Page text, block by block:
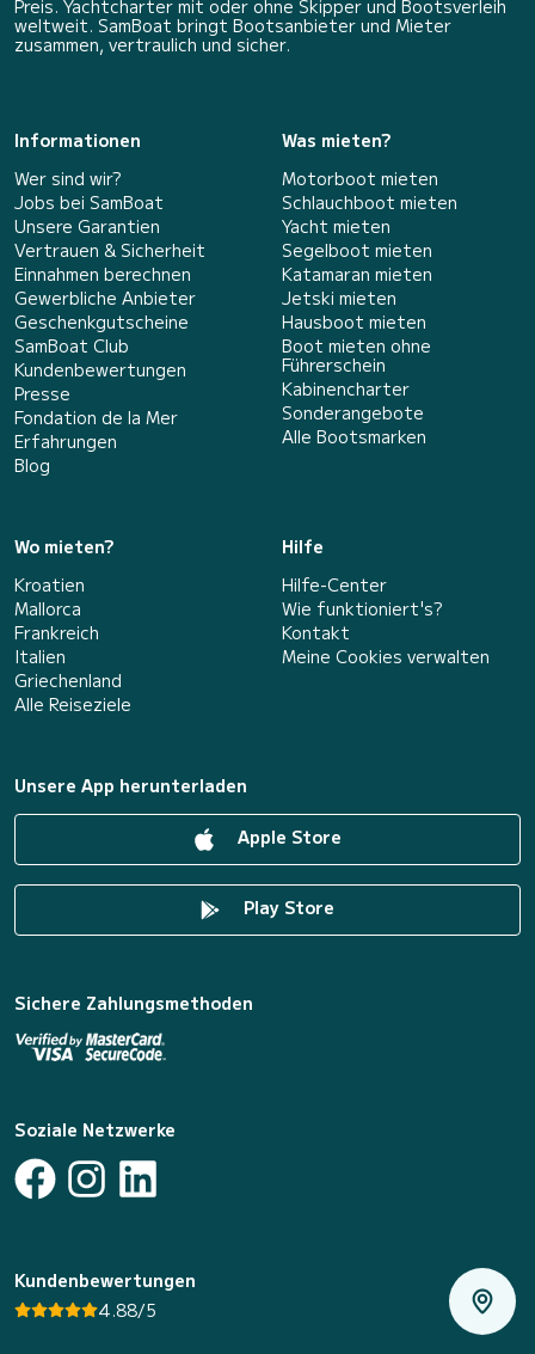
Preis. Yachtcharter mit oder ohne Skipper und Bootsverleih
weltweit. SamBoat bringt Bootsanbieter und Mieter
zusammen, vertraulich und sicher.
Informationen
Wer sind wir?
Jobs bei SamBoat
Unsere Garantien
Vertrauen & Sicherheit
Einnahmen berechnen
Gewerbliche Anbieter
Geschenkgutscheine
SamBoat Club
Kundenbewertungen
Presse
Fondation de la Mer
Erfahrungen
Blog
Was mieten?
Motorboot mieten
Schlauchboot mieten
Yacht mieten
Segelboot mieten
Katamaran mieten
Jetski mieten
Hausboot mieten
Boot mieten ohne
Führerschein
Kabinencharter
Sonderangebote
Alle Bootsmarken
Wo mieten?
Kroatien
Mallorca
Frankreich
Italien
Griechenland
Alle Reiseziele
Hilfe
Hilfe-Center
Wie funktioniert's?
Kontakt
Meine Cookies verwalten
Unsere App herunterladen
Apple Store
Play Store
Sichere Zahlungsmethoden
Soziale Netzwerke
Kundenbewertungen
4.88/5